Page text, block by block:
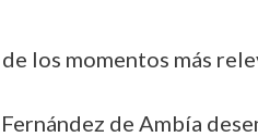
los momentos más
de Ambía